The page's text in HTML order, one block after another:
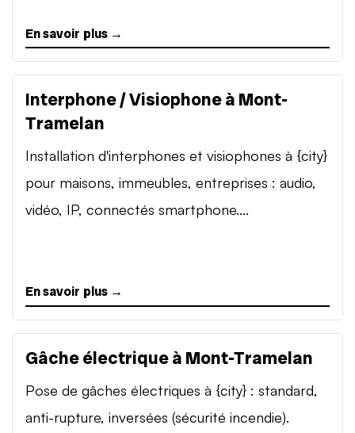
En savoir plus →
Interphone / Visiophone à Mont-
Tramelan
Installation d'interphones et visiophones à {city}
pour maisons, immeubles, entreprises : audio,
vidéo, IP, connectés smartphone....
En savoir plus →
Gâche électrique à Mont-Tramelan
Pose de gâches électriques à {city} : standard,
anti-rupture, inversées (sécurité incendie).